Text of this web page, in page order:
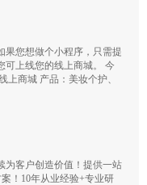
果您想做个小程序，只需提
可上线您的线上商城。 今
上商城 产品：美妆个护、
为客户创造价值！提供一站
！10年从业经验+专业研